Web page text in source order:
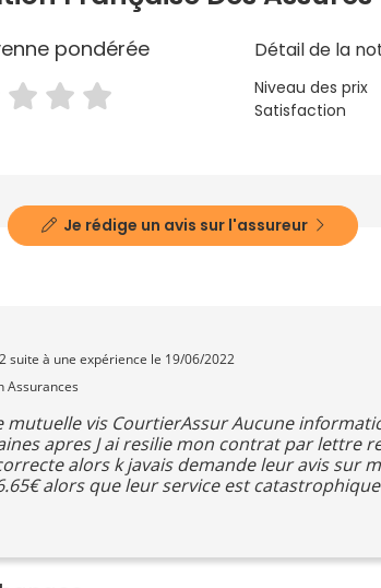
pondérée Détail de la
Niveau des prix
Satisfaction
Je rédige un avis sur l'assureur
suite à une expérience le 19/06/2022
Assurances
mutuelle vis CourtierAssur Aucune
apres J ai resilie mon contrat par lettre
alors k javais demande leur avis sur
alors que leur service est catastrophique